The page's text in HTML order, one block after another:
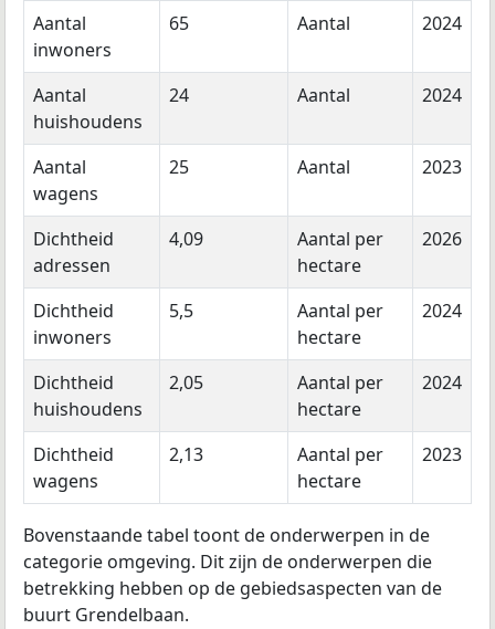
Aantal
inwoners
65 Aantal 2024
Aantal
huishoudens
24 Aantal 2024
Aantal
wagens
25 Aantal 2023
Dichtheid
adressen
4,09
Aantal per
hectare
2026
Dichtheid
inwoners
5,5
Aantal per
hectare
2024
Dichtheid
huishoudens
2,05
Aantal per
hectare
2024
Dichtheid
wagens
2,13
Aantal per
hectare
2023
Bovenstaande tabel toont de onderwerpen in de
categorie omgeving. Dit zijn de onderwerpen die
betrekking hebben op de gebiedsaspecten van de
buurt Grendelbaan.